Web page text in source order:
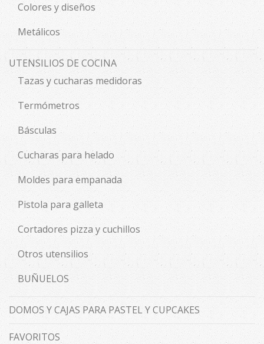
Colores y diseños
Metálicos
UTENSILIOS DE COCINA
Tazas y cucharas medidoras
Termómetros
Básculas
Cucharas para helado
Moldes para empanada
Pistola para galleta
Cortadores pizza y cuchillos
Otros utensilios
BUÑUELOS
DOMOS Y CAJAS PARA PASTEL Y CUPCAKES
FAVORITOS